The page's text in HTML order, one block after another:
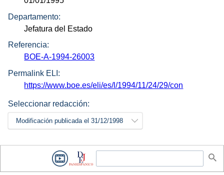
Departamento:
Jefatura del Estado
Referencia:
BOE-A-1994-26003
Permalink ELI:
https://www.boe.es/eli/es/l/1994/11/24/29/con
Seleccionar redacción:
Modificación publicada el 31/12/1998